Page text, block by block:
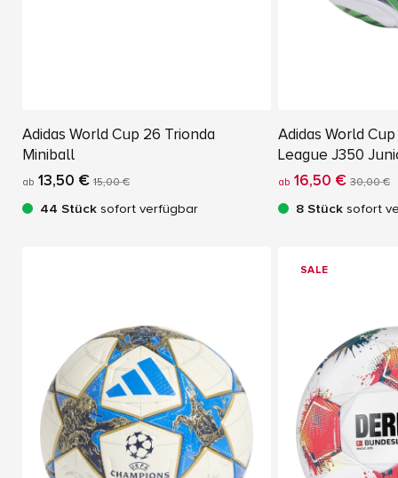
Adidas World Cup 26 Trionda
Miniball
ab 13,50 € 15,00 €
44 Stück sofort verfügbar
Adidas World
League J350
ab 16,50 € 30,00 €
8 Stück sofort
SALE